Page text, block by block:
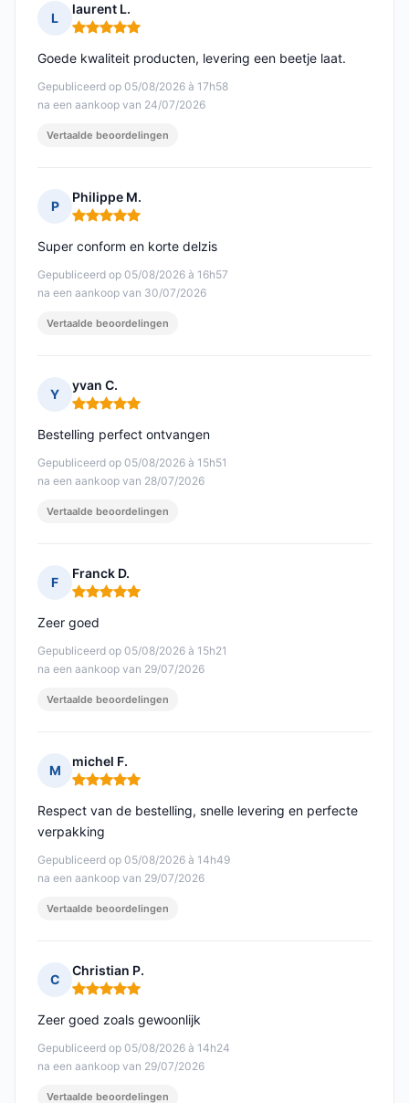
L
laurent L.
Opmerking: 5 van 5
Gepubliceerd op 05/08/2026 à 17h58
na een aankoop van 24/07/2026
Goede kwaliteit producten, levering een beetje laat.
Vertaalde beoordelingen
P
Philippe M.
Opmerking: 5 van 5
Gepubliceerd op 05/08/2026 à 16h57
na een aankoop van 30/07/2026
Super conform en korte delzis
Vertaalde beoordelingen
Y
yvan C.
Opmerking: 5 van 5
Gepubliceerd op 05/08/2026 à 15h51
na een aankoop van 28/07/2026
Bestelling perfect ontvangen
Vertaalde beoordelingen
F
Franck D.
Opmerking: 5 van 5
Gepubliceerd op 05/08/2026 à 15h21
na een aankoop van 29/07/2026
Zeer goed
Vertaalde beoordelingen
M
michel F.
Opmerking: 5 van 5
Gepubliceerd op 05/08/2026 à 14h49
na een aankoop van 29/07/2026
Respect van de bestelling, snelle levering en perfecte
verpakking
Vertaalde beoordelingen
C
Christian P.
Opmerking: 5 van 5
Gepubliceerd op 05/08/2026 à 14h24
na een aankoop van 29/07/2026
Zeer goed zoals gewoonlijk
Vertaalde beoordelingen